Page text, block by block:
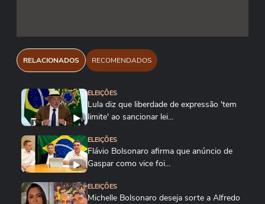
RELACIONADOS RECOMENDADOS
ELEIÇÕES
Lula diz que liberdade de expressão 'tem
limite' ao sancionar lei...
ELEIÇÕES
Flávio Bolsonaro afirma que anúncio de
Gaspar como vice foi...
ELEIÇÕES
Michelle Bolsonaro deseja sorte a Alfredo